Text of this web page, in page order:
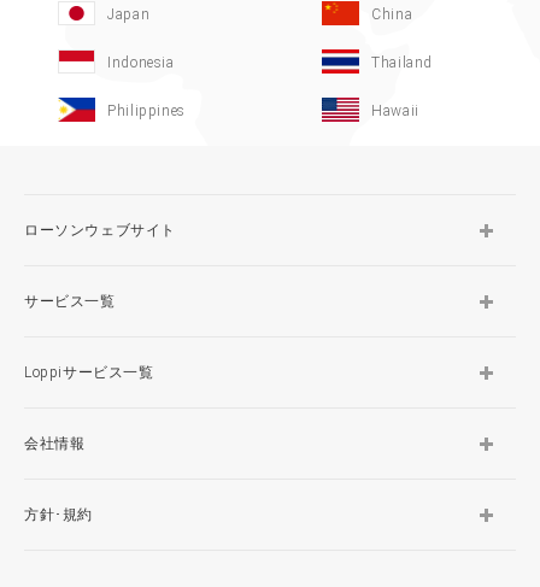
Japan China
Indonesia Thailand
Philippines Hawaii
ローソンウェブサイト
サービス一覧
Loppiサービス一覧
会社情報
方針･規約